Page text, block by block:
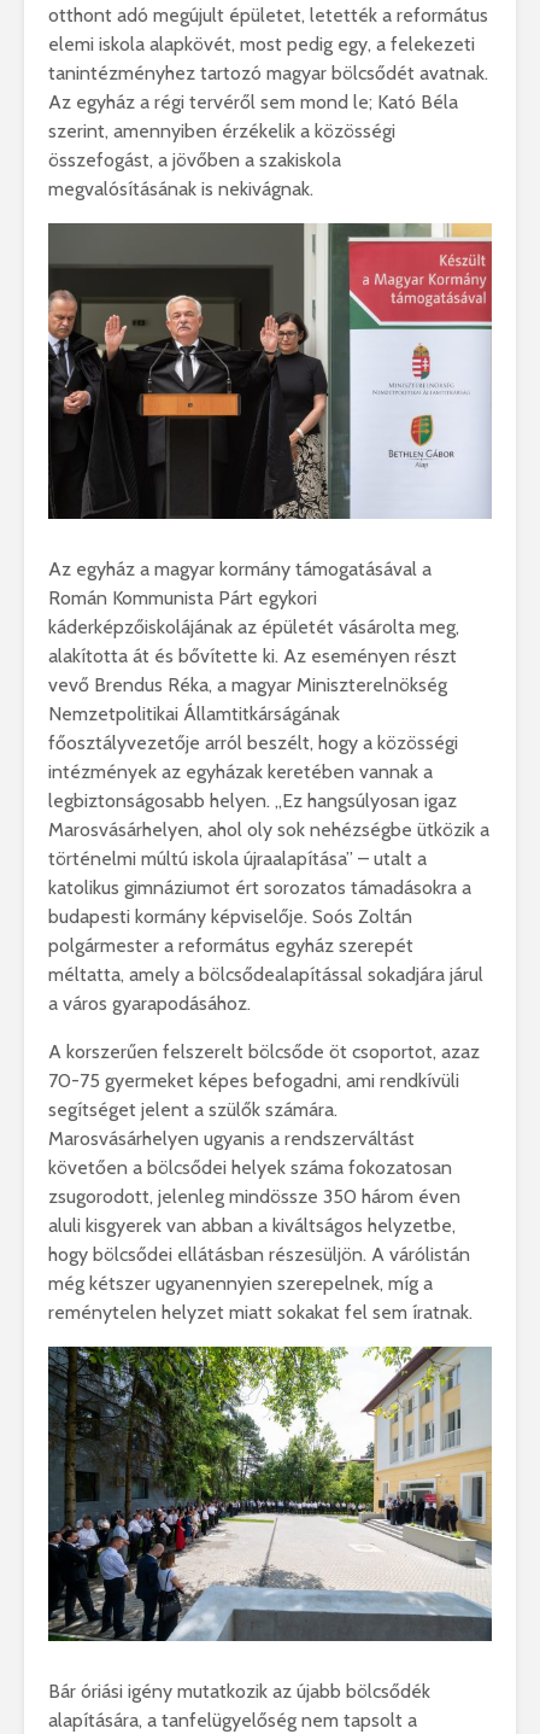
otthont adó megújult épületet, letették a református
elemi iskola alapkövét, most pedig egy, a felekezeti
tanintézményhez tartozó magyar bölcsődét avatnak.
Az egyház a régi tervéről sem mond le; Kató Béla
szerint, amennyiben érzékelik a közösségi
összefogást, a jövőben a szakiskola
megvalósításának is nekivágnak.
Az egyház a magyar kormány támogatásával a
Román Kommunista Párt egykori
káderképzőiskolájának az épületét vásárolta meg,
alakította át és bővítette ki. Az eseményen részt
vevő Brendus Réka, a magyar Miniszterelnökség
Nemzetpolitikai Államtitkárságának
főosztályvezetője arról beszélt, hogy a közösségi
intézmények az egyházak keretében vannak a
legbiztonságosabb helyen. „Ez hangsúlyosan igaz
Marosvásárhelyen, ahol oly sok nehézségbe ütközik a
történelmi múltú iskola újraalapítása” – utalt a
katolikus gimnáziumot ért sorozatos támadásokra a
budapesti kormány képviselője. Soós Zoltán
polgármester a református egyház szerepét
méltatta, amely a bölcsődealapítással sokadjára járul
a város gyarapodásához.
A korszerűen felszerelt bölcsőde öt csoportot, azaz
70-75 gyermeket képes befogadni, ami rendkívüli
segítséget jelent a szülők számára.
Marosvásárhelyen ugyanis a rendszerváltást
követően a bölcsődei helyek száma fokozatosan
zsugorodott, jelenleg mindössze 350 három éven
aluli kisgyerek van abban a kiváltságos helyzetbe,
hogy bölcsődei ellátásban részesüljön. A várólistán
még kétszer ugyanennyien szerepelnek, míg a
reménytelen helyzet miatt sokakat fel sem íratnak.
Bár óriási igény mutatkozik az újabb bölcsődék
alapítására, a tanfelügyelőség nem tapsolt a